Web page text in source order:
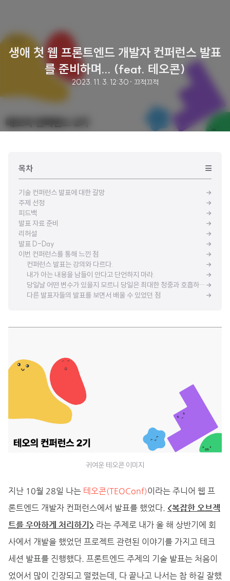
생애 첫 웹 프론트엔드 개발자 컨퍼런스 발표
를 준비하며... (feat. 테오콘)
2023. 11. 3. 12:30 · 끄적끄적
목차
기술 컨퍼런스 발표에 대한 갈망
주제 선정
피드백
발표 자료 준비
리허설
발표 D-Day
이번 컨퍼런스를 통해 느낀 점
컨퍼런스 발표는 강의와 다르다.
내가 아는 내용을 남들이 안다고 단언하지 마라.
당일날 어떤 변수가 있을지 모르니 당일은 최대한 청중과 호흡하며 모든 변화를 받아들이자.
다른 발표자들의 발표를 보면서 배울 수 있었던 점
귀여운 테오콘 이미지
지난 10월 28일 나는 테오콘(TEOConf)이라는 주니어 웹 프
론트엔드 개발자 컨퍼런스에서 발표를 했었다. <복잡한 오브젝
트를 우아하게 처리하기> 라는 주제로 내가 올 해 상반기에 회
사에서 개발을 했었던 프로젝트 관련된 이야기를 가지고 테크
세션 발표를 진행했다. 프론트엔드 주제의 기술 발표는 처음이
었어서 많이 긴장되고 떨렸는데, 다 끝나고 나서는 참 하길 잘했